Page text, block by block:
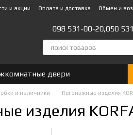
и акции Оплата и доставка
Обмен и
098 531-00-20,050
двери
и наличники Погонажные изделия
изделия